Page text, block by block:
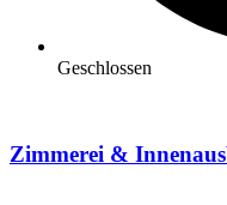
Geschlossen
Zimmerei &